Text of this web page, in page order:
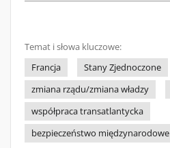
Temat i słowa kluczowe:
Francja
Stany Zjednoczone
zmiana rządu/zmiana władzy
współpraca transatlantycka
bezpieczeństwo międzynarodowe